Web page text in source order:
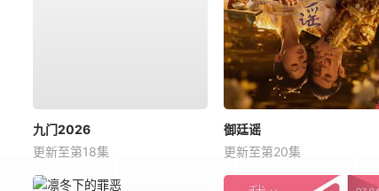
九门2026
更新至第18集
御廷谣
更新至第20集